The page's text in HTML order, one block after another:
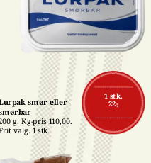
1 stk.
22,-
smør eller
g. Kg-pris 110,00.
valg. 1 stk.